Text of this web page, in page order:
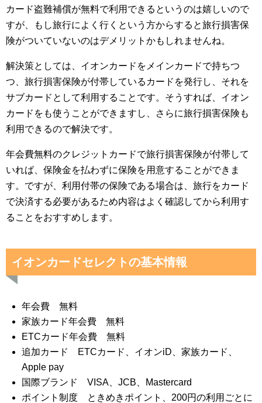
カード盗難補償が無料で利用できるというのは嬉しいので
すが、もし旅行によく行くという方からすると旅行損害保
険がついていないのはデメリットかもしれませんね。
解決策としては、イオンカードをメインカードで持ちつ
つ、旅行損害保険が付帯しているカードを発行し、それを
サブカードとして利用することです。そうすれば、イオン
カードをも使うことができますし、さらに旅行損害保険も
利用できるので解決です。
年会費無料のクレジットカードで旅行損害保険が付帯して
いれば、保険金を払わずに保険を用意することができま
す。ですが、利用付帯の保険である場合は、旅行をカード
で決済する必要があるため内容はよく確認してから利用す
ることをおすすめします。
イオンカードセレクトの基本情報
年会費 無料
家族カード年会費 無料
ETCカード年会費 無料
追加カード ETCカード、イオンiD、家族カード、
Apple pay
国際ブランド VISA、JCB、Mastercard
ポイント制度 ときめきポイント、200円の利用ごとに